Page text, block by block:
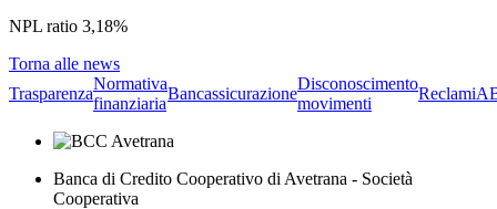
NPL ratio 3,18%
Torna alle news
Trasparenza
Normativa
finanziaria
Bancassicurazione
Disconoscimento
movimenti
Reclami
Banca di Credito Cooperativo di Avetrana - Società
Cooperativa